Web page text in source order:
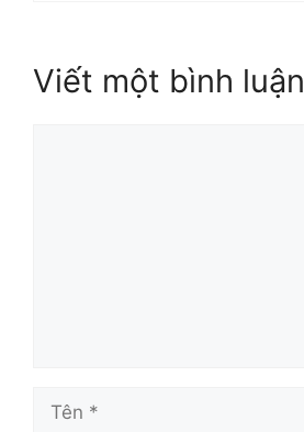
Viết một bình luận
Tên